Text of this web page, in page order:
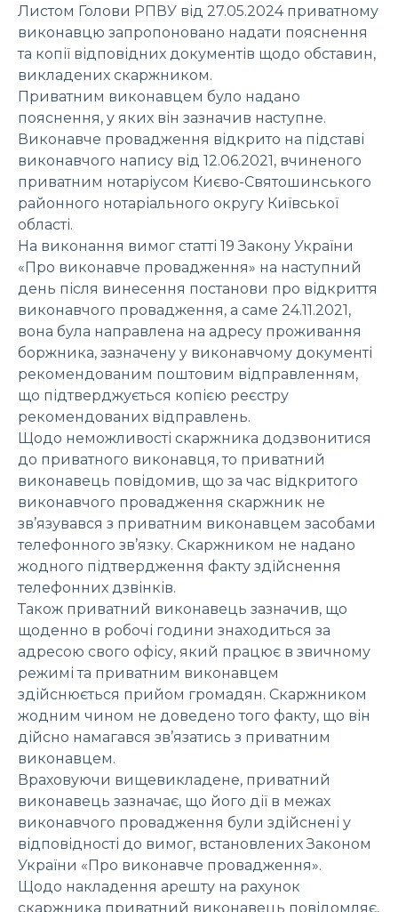
Листом Голови РПВУ від 27.05.2024 приватному
виконавцю запропоновано надати пояснення
та копії відповідних документів щодо обставин,
викладених скаржником.
Приватним виконавцем було надано
пояснення, у яких він зазначив наступне.
Виконавче провадження відкрито на підставі
виконавчого напису від 12.06.2021, вчиненого
приватним нотаріусом Києво-Святошинського
районного нотаріального округу Київської
області.
На виконання вимог статті 19 Закону України
«Про виконавче провадження» на наступний
день після винесення постанови про відкриття
виконавчого провадження, а саме 24.11.2021,
вона була направлена на адресу проживання
боржника, зазначену у виконавчому документі
рекомендованим поштовим відправленням,
що підтверджується копією реєстру
рекомендованих відправлень.
Щодо неможливості скаржника додзвонитися
до приватного виконавця, то приватний
виконавець повідомив, що за час відкритого
виконавчого провадження скаржник не
зв’язувався з приватним виконавцем засобами
телефонного зв’язку. Скаржником не надано
жодного підтвердження факту здійснення
телефонних дзвінків.
Також приватний виконавець зазначив, що
щоденно в робочі години знаходиться за
адресою свого офісу, який працює в звичному
режимі та приватним виконавцем
здійснюється прийом громадян. Скаржником
жодним чином не доведено того факту, що він
дійсно намагався зв’язатись з приватним
виконавцем.
Враховуючи вищевикладене, приватний
виконавець зазначає, що його дії в межах
виконавчого провадження були здійснені у
відповідності до вимог, встановлених Законом
України «Про виконавче провадження».
Щодо накладення арешту на рахунок
скаржника приватний виконавець повідомляє,